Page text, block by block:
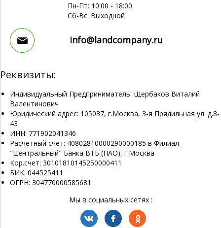
Пн-Пт: 10:00 - 18:00
Сб-Вс: Выходной
info@landcompany.ru
Реквизиты:
Индивидуальный Предприниматель: Щербаков Виталий
Валентинович
Юридический адрес: 105037, г.Москва, 3-я Прядильная ул. д.8-
43
ИНН: 771902041346
Расчетный счет: 40802810000290000185 в Филиал
"Центральный" Банка ВТБ (ПАО), г.Москва
Кор.счет: 30101810145250000411
БИК: 044525411
ОГРН: 304770000585681
Мы в социальных сетях :